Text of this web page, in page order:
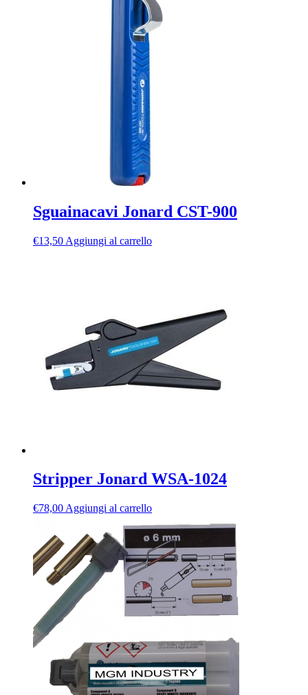
Sguainacavi Jonard CST-900
€13,50 Aggiungi al carrello
Stripper Jonard WSA-1024
€78,00 Aggiungi al carrello